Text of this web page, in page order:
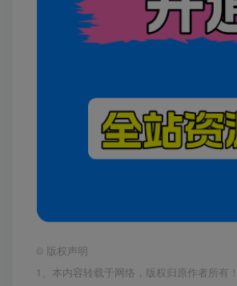
© 版权声明
1、本内容转载于网络，版权归原作者所有！